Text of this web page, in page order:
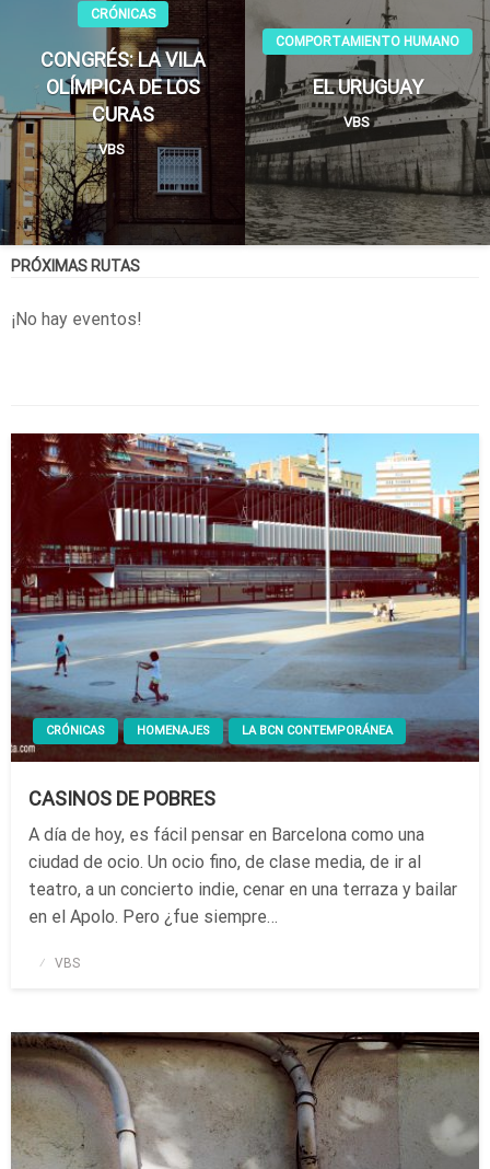
CRÓNICAS
CONGRÉS: LA VILA
OLÍMPICA DE LOS
CURAS
VBS
COMPORTAMIENTO HUMANO
EL URUGUAY
VBS
PRÓXIMAS RUTAS
¡No hay eventos!
CRÓNICAS HOMENAJES LA BCN CONTEMPORÁNEA
CASINOS DE POBRES
A día de hoy, es fácil pensar en Barcelona como una
ciudad de ocio. Un ocio fino, de clase media, de ir al
teatro, a un concierto indie, cenar en una terraza y bailar
en el Apolo. Pero ¿fue siempre…
Publicado
VBS